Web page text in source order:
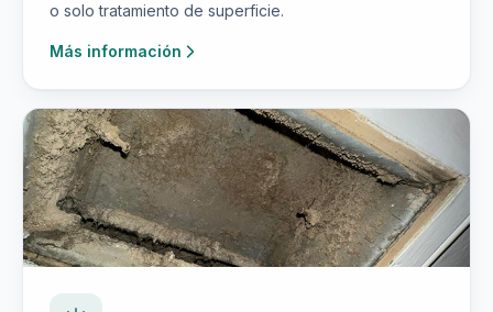
o solo tratamiento de superficie.
Más información